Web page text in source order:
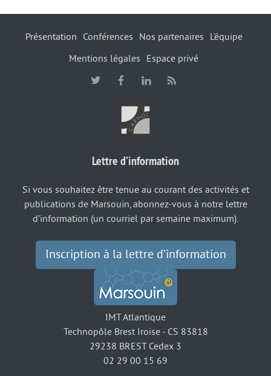
Présentation Conférences Nos partenaires
L’équipe
Mentions légales
Espace privé
Lettre d’information
Si vous souhaitez être tenue au courant des activités et
publications de Marsouin, abonnez-vous à notre lettre
d’information (un courriel par semaine maximum).
Inscription à la lettre d’information
IMT Atlantique
Technopôle Brest Iroise - CS 83818
29238 BREST Cedex 3
02 29 00 15 69